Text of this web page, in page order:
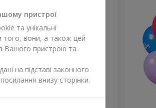
пристрої
та унікальні
того, вони, а також цей
Вашого пристрою та
на підставі законного
внизу сторінки.